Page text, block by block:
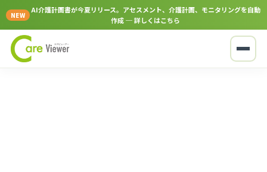
NEW
AI介護計画書が今夏リリース。アセスメント、介護計画、モニタリングを自動
作成 ─ 詳しくはこちら